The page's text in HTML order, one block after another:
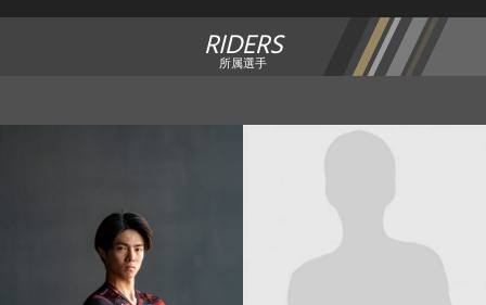
RIDERS
所属選手